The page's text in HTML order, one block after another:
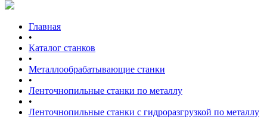
Главная
•
Каталог станков
•
Металлообрабатывающие станки
•
Ленточнопильные станки по металлу
•
Ленточнопильные станки с гидроразгрузкой по металлу